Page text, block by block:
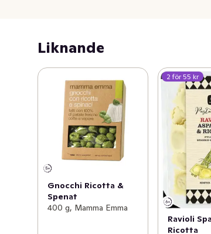
Liknande
Gnocchi Ricotta &
Spenat
400 g, Mamma Emma
2 för 55 kr
Ravioli
Ricotta